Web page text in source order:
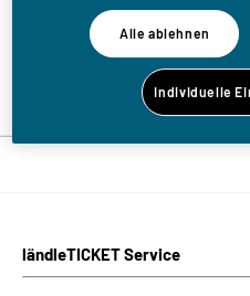
Zurück
ländleTICKET Service
Alle ablehnen
Individuelle